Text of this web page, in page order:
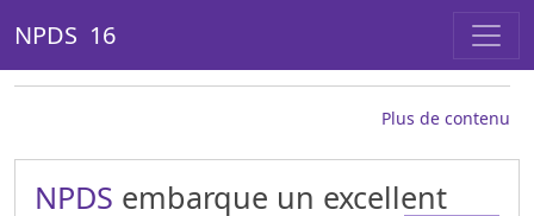
NPDS 16
Plus de contenu
NPDS embarque un excellent